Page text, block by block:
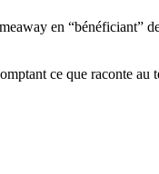
en “bénéficiant”
ce que raconte